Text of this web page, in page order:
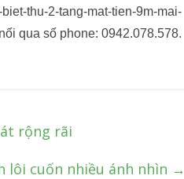
thu-2-tang-mat-tien-9m-mai-
qua số phone: 0942.078.578.
rộng rãi
lôi cuốn nhiều ánh nhìn →